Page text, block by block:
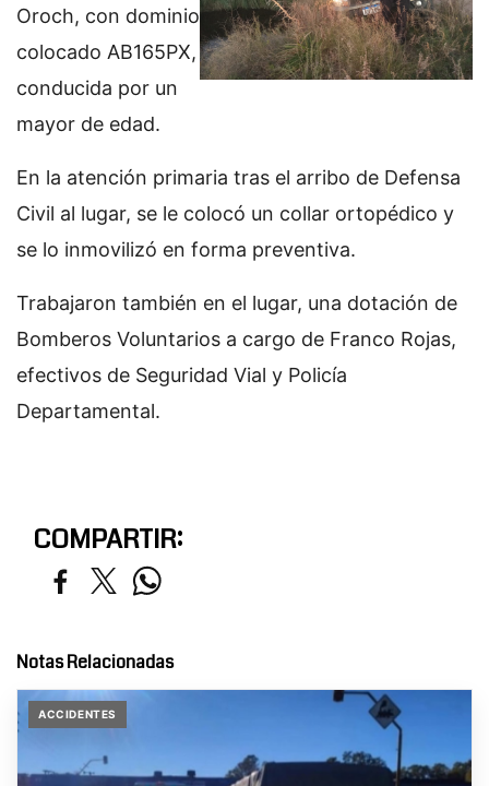
Oroch, con dominio
colocado AB165PX,
conducida por un
mayor de edad.
En la atención primaria tras el arribo de Defensa
Civil al lugar, se le colocó un collar ortopédico y
se lo inmovilizó en forma preventiva.
Trabajaron también en el lugar, una dotación de
Bomberos Voluntarios a cargo de Franco Rojas,
efectivos de Seguridad Vial y Policía
Departamental.
COMPARTIR:
Notas Relacionadas
ACCIDENTES